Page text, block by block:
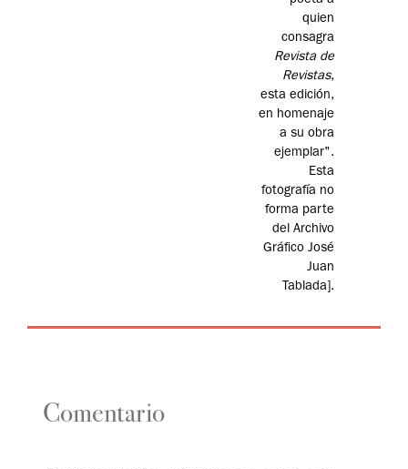
quien
consagra
Revista de
Revistas,
esta edición,
en homenaje
a su obra
ejemplar".
Esta
fotografía no
forma parte
del Archivo
Gráfico José
Juan
Tablada].
Comentario